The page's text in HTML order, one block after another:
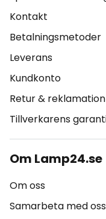
Kontakt
Betalningsmetoder
Leverans
Kundkonto
Retur & reklamation
Tillverkarens
Om Lamp24.se
Om oss
Samarbeta med oss